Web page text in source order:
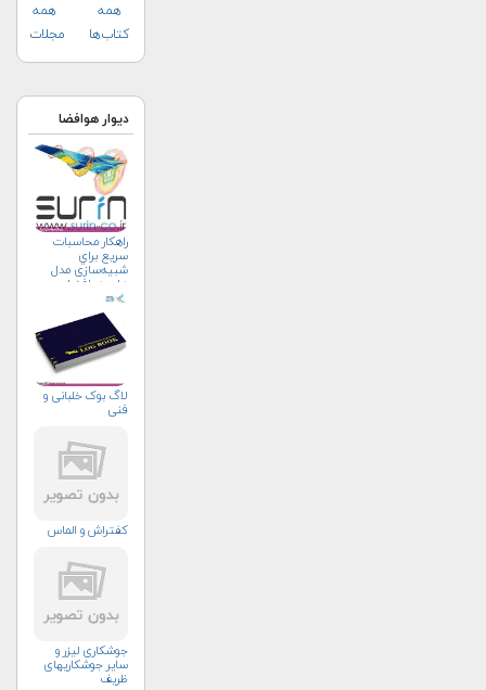
همه
کتاب‌ها
همه
مجلات
دیوار هوافضا
راهکار محاسبات
سريع براي
شبیه‌سازی مدل
های هوافضا
لاگ بوک خلبانی و
فنی
کفتراش و الماس
جوشکاری لیزر و
سایر جوشکاریهای
ظریف